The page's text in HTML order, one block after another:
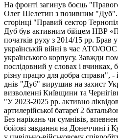
На фронті загинув боєць
Олег Шелетин з позивним
сторінці "Правий сектор
Дуб був активним бійцем НВР
початків руху з 2014/15 рр. Брав
українській війні в час АТО/ООС
українського корпусу. Завжди
послідовний у словах і вчинках,
різну працю для добра справи", -
днів "Дуб" вирушив на захист
визволенні Київщини та
"У 2023-2025 рр. активно
артилерійської батареї 2
Без нарікань чи сумнівів,
бойові завдання на Донеччині і